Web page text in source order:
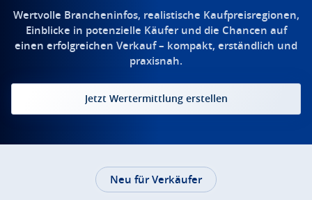
Wertvolle Brancheninfos, realistische Kaufpreisregionen,
Einblicke in potenzielle Käufer und die Chancen auf
einen erfolgreichen Verkauf – kompakt, erständlich und
praxisnah.
Jetzt Wertermittlung erstellen
Neu für Verkäufer